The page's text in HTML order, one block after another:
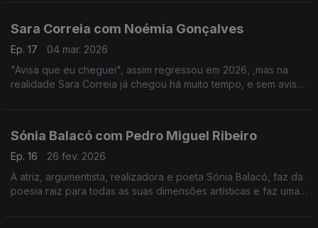
Sara Correia com Noémia Gonçalves
Ep. 17
04 mar. 2026
"Avisa que eu cheguei", assim regressou em 2026, ,mas na
realidade Sara Correia já chegou há muito tempo, e sem aviso
Sónia Balacó com Pedro Miguel Ribeiro
Ep. 16
26 fev. 2026
A atriz, argumentista, realizadora e poeta Sónia Balacó, faz da
poesia raiz para todas as suas dimensões artísticas e faz uma